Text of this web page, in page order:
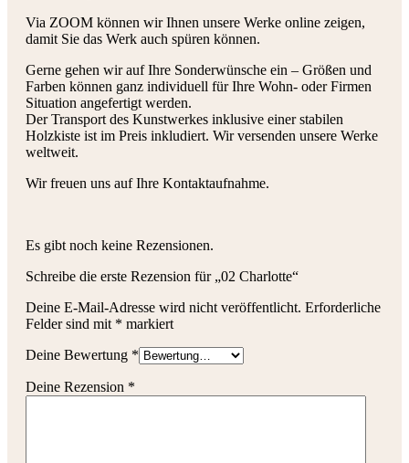
Via ZOOM können wir Ihnen unsere Werke online zeigen,
damit Sie das Werk auch spüren können.
Gerne gehen wir auf Ihre Sonderwünsche ein – Größen und
Farben können ganz individuell für Ihre Wohn- oder Firmen
Situation angefertigt werden.
Der Transport des Kunstwerkes inklusive einer stabilen
Holzkiste ist im Preis inkludiert. Wir versenden unsere Werke
weltweit.
Wir freuen uns auf Ihre Kontaktaufnahme.
Es gibt noch keine Rezensionen.
Schreibe die erste Rezension für „02 Charlotte“
Deine E-Mail-Adresse wird nicht veröffentlicht. Erforderliche
Felder sind mit * markiert
Deine Bewertung *
Deine Rezension *